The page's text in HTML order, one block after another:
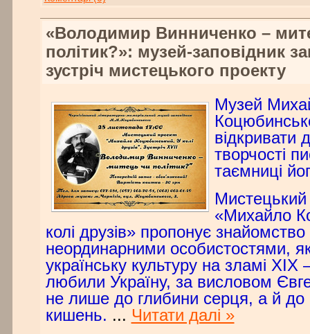
«Володимир Винниченко –
політик?»: музей-заповідник
зустріч мистецького проекту
Музей
відкривати
творчості
таємниці
Мистецький
«Михайло
колі друзів» пропонує
неординарними особистостями,
українську культуру на зламі ХІХ
любили Україну, за висловом
не лише до глибини серця, а й до
кишень. ... Читати далі »